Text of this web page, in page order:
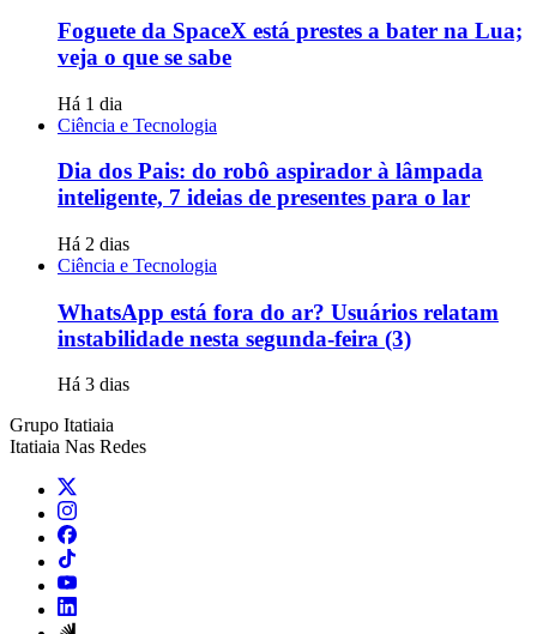
Foguete da SpaceX está prestes a bater na Lua;
veja o que se sabe
Há 1 dia
Ciência e Tecnologia
Dia dos Pais: do robô aspirador à lâmpada
inteligente, 7 ideias de presentes para o lar
Há 2 dias
Ciência e Tecnologia
WhatsApp está fora do ar? Usuários relatam
instabilidade nesta segunda-feira (3)
Há 3 dias
Grupo Itatiaia
Itatiaia Nas Redes